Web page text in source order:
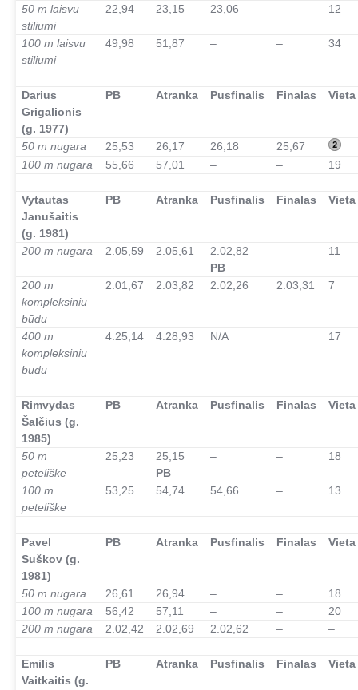
50 m laisvu
stiliumi
22,94 23,15 23,06 – 12
100 m laisvu
stiliumi
49,98 51,87 – – 34
Darius
Grigalionis
(g. 1977)
PB Atranka Pusfinalis Finalas Vieta
50 m nugara 25,53 26,17 26,18
25,67
100 m nugara
55,66 57,01 – –
19
Vytautas
Janušaitis
(g. 1981)
PB Atranka Pusfinalis Finalas Vieta
200 m nugara 2.05,59 2.05,61
2.02,82
PB
11
200 m
kompleksiniu
būdu
2.01,67 2.03,82 2.02,26 2.03,31 7
400 m
kompleksiniu
būdu
4.25,14 4.28,93 N/A 17
Rimvydas
Šalčius (g.
1985)
PB Atranka Pusfinalis Finalas Vieta
50 m
peteliške
25,23
25,15
PB
– – 18
100 m
peteliške
53,25 54,74 54,66 – 13
Pavel
Suškov (g.
1981)
PB Atranka Pusfinalis Finalas Vieta
50 m nugara 26,61 26,94 – –
18
100 m nugara
56,42 57,11 – –
20
200 m nugara
2.02,42 2.02,69 2.02,62 –
–
Emilis
Vaitkaitis (g.
PB Atranka Pusfinalis Finalas Vieta